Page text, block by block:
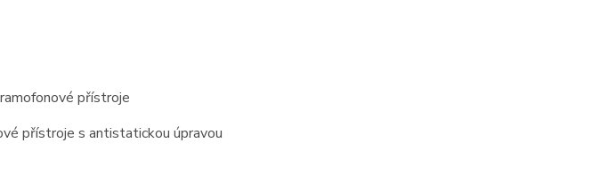
přístroje
přístroje s antistatickou úpravou